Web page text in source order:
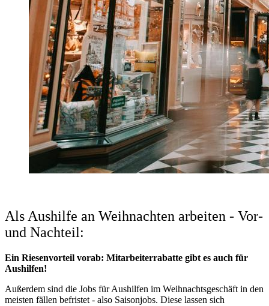
Als Aushilfe an Weihnachten arbeiten - Vor-
und Nachteil:
Ein Riesenvorteil vorab: Mitarbeiterrabatte gibt es auch für
Aushilfen!
Außerdem sind die Jobs für Aushilfen im Weihnachtsgeschäft in den
meisten fällen befristet - also Saisonjobs. Diese lassen sich